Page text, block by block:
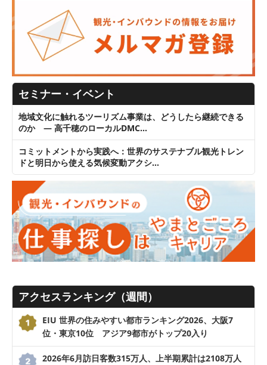
セミナー・イベント
地域文化に触れるツーリズム事業は、どうしたら継続できる
のか ― 高千穂のローカルDMC…
コミットメントから実践へ：世界のサステナブル観光トレン
ドと明日から使える気候変動アクシ…
アクセスランキング（週間）
EIU 世界の住みやすい都市ランキング2026、大阪7
位・東京10位 アジア9都市がトップ20入り
2026年6月訪日客数315万人、上半期累計は2108万人